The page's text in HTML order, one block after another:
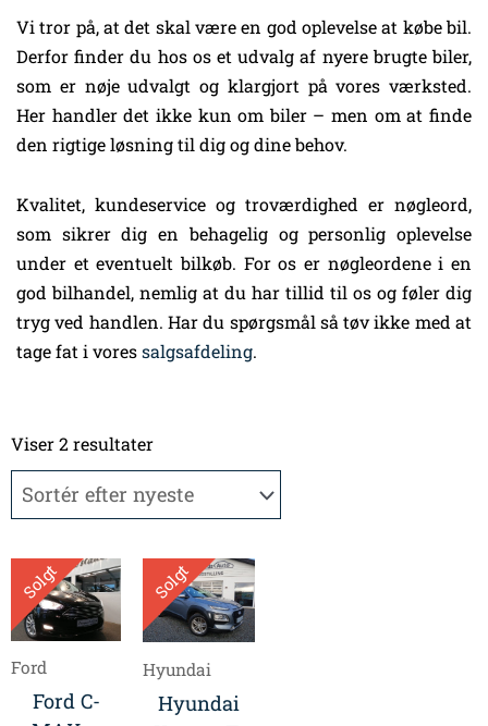
Vi tror på, at det skal være en god oplevelse at købe bil.
Derfor finder du hos os et udvalg af nyere brugte biler,
som er nøje udvalgt og klargjort på vores værksted.
Her handler det ikke kun om biler – men om at finde
den rigtige løsning til dig og dine behov.
Kvalitet, kundeservice og troværdighed er nøgleord,
som sikrer dig en behagelig og personlig oplevelse
under et eventuelt bilkøb. For os er nøgleordene i en
god bilhandel, nemlig at du har tillid til os og føler dig
tryg ved handlen. Har du spørgsmål så tøv ikke med at
tage fat i voressalgsafdeling.
Viser 2 resultaterefter
Solgt
Ford
Ford C-
Solgt
Hyundai
Hyundai